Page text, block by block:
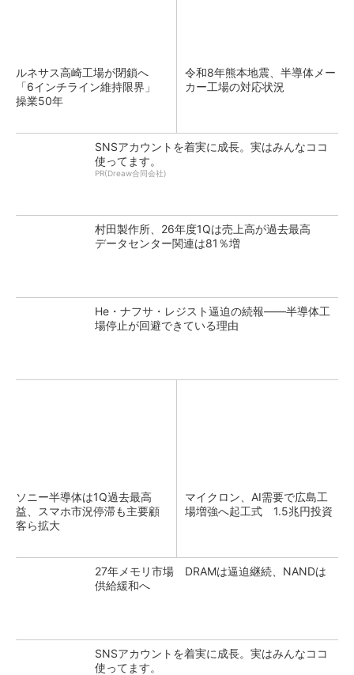
ルネサス高崎工場が閉鎖へ
「6インチライン維持限界」
操業50年
令和8年熊本地震、半導体メー
カー工場の対応状況
SNSアカウントを着実に成長。実はみんなココ
使ってます。
PR(Dreaw合同会社)
村田製作所、26年度1Qは売上高が過去最高
データセンター関連は81％増
He・ナフサ・レジスト逼迫の続報――半導体工
場停止が回避できている理由
ソニー半導体は1Q過去最高
益、スマホ市況停滞も主要顧
客ら拡大
マイクロン、AI需要で広島工
場増強へ起工式 1.5兆円投資
27年メモリ市場 DRAMは逼迫継続、NANDは
供給緩和へ
SNSアカウントを着実に成長。実はみんなココ
使ってます。